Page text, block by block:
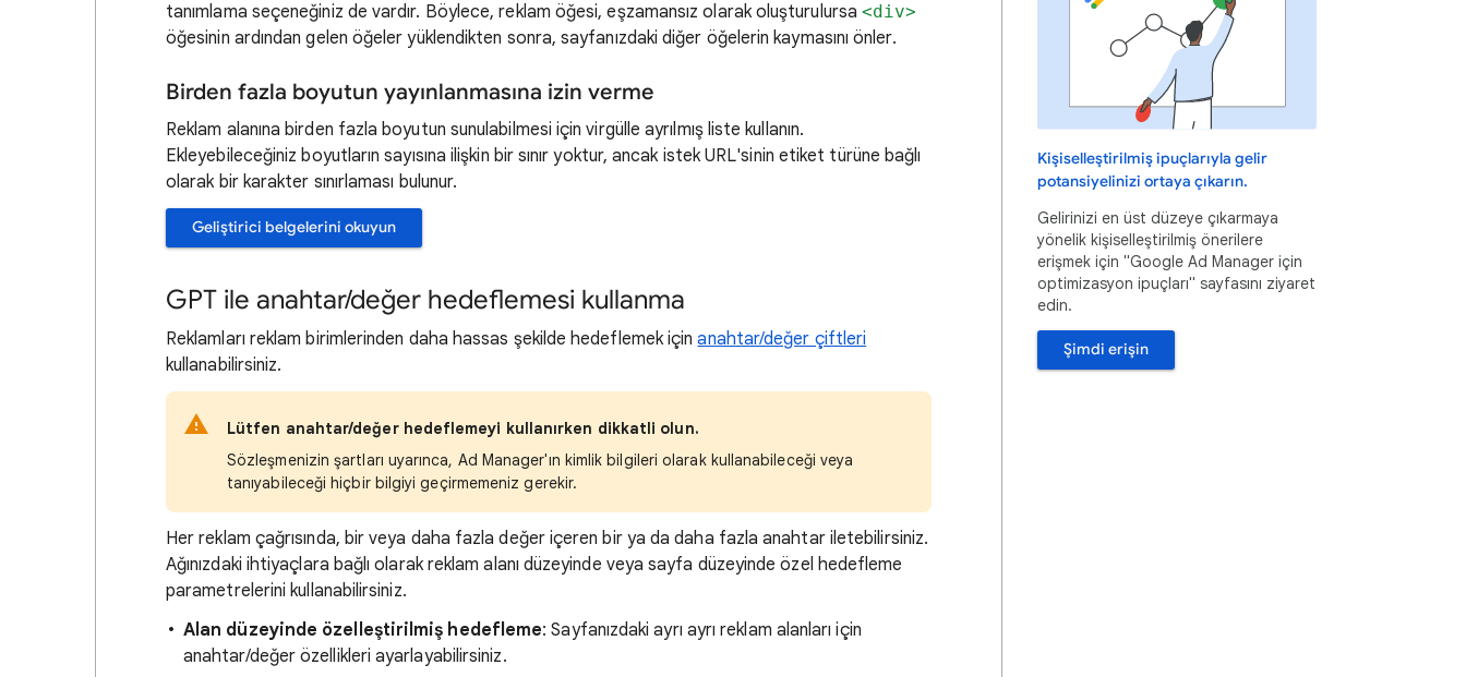
tanımlama seçeneğiniz de vardır. Böylece, reklam öğesi, eşzamansız olarak oluşturulursa<div>
öğesinin ardından gelen öğeler yüklendikten sonra, sayfanızdaki diğer öğelerin kaymasını önler.
Birden fazla boyutun yayınlanmasına izin verme
Reklam alanına birden fazla boyutun sunulabilmesi için virgülle ayrılmış liste kullanın.
Ekleyebileceğiniz boyutların sayısına ilişkin bir sınır yoktur, ancak istek URL'sinin etiket türüne bağlı
olarak bir karakter sınırlaması bulunur.
Geliştirici belgelerini okuyun
GPT ile anahtar/değer hedeflemesi kullanma
Reklamları reklam birimlerinden daha hassas şekilde hedeflemek içinanahtar/değer çiftleri
kullanabilirsiniz.
Lütfen anahtar/değer hedeflemeyi kullanırken dikkatli olun.
Sözleşmenizin şartları uyarınca, Ad Manager'ın kimlik bilgileri olarak kullanabileceği veya
tanıyabileceği hiçbir bilgiyi geçirmemeniz gerekir.
Her reklam çağrısında, bir veya daha fazla değer içeren bir ya da daha fazla anahtar iletebilirsiniz.
Ağınızdaki ihtiyaçlara bağlı olarak reklam alanı düzeyinde veya sayfa düzeyinde özel hedefleme
parametrelerini kullanabilirsiniz.
Alan düzeyinde özelleştirilmiş hedefleme: Sayfanızdaki ayrı ayrı reklam alanları için
anahtar/değer özellikleri ayarlayabilirsiniz.
Kişiselleştirilmiş ipuçlarıyla gelir
potansiyelinizi ortaya çıkarın.
Gelirinizi en üst düzeye çıkarmaya
yönelik kişiselleştirilmiş önerilere
erişmek için "Google Ad Manager için
optimizasyon ipuçları" sayfasını ziyaret
edin.
Şimdi erişin